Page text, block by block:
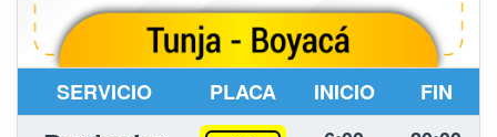
SERVICIO PLACA INICIO FIN